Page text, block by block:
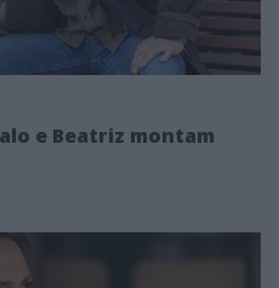
e Beatriz montam